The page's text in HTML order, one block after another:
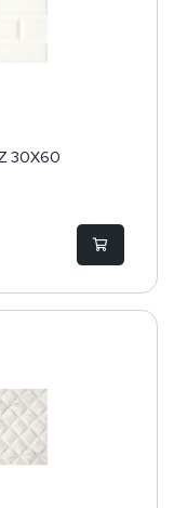
30X60